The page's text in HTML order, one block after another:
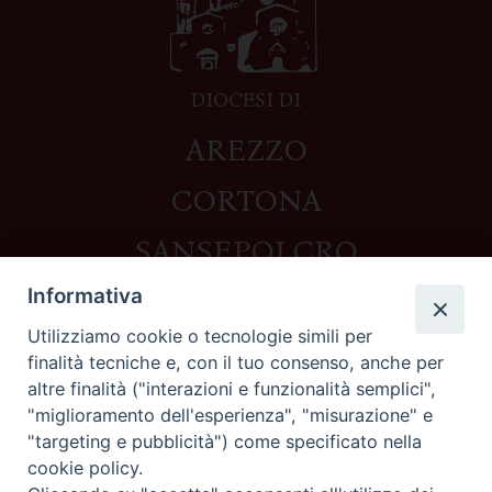
DIOCESI DI
AREZZO
CORTONA
SANSEPOLCRO
Contatti
Piazza del Duomo,1 - 52100 Arezzo
segreteria@diocesi.arezzo.it
Informativa privacy
Informativa
Utilizziamo cookie o tecnologie simili per
finalità tecniche e, con il tuo consenso, anche per
altre finalità ("interazioni e funzionalità semplici",
"miglioramento dell'esperienza", "misurazione" e
"targeting e pubblicità") come specificato nella
cookie policy.